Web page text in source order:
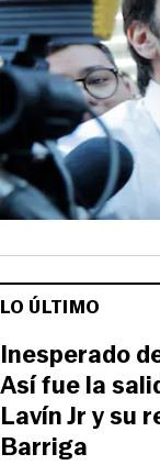
LO ÚLTIMO
Inesperado
Así fue la
Lavín Jr y su
Barriga